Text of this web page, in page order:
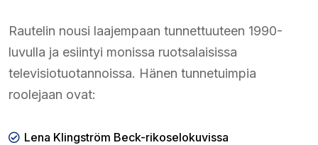
Rautelin nousi laajempaan tunnettuuteen 1990-
luvulla ja esiintyi monissa ruotsalaisissa
televisiotuotannoissa. Hänen tunnetuimpia
roolejaan ovat:
Lena Klingström Beck-rikoselokuvissa